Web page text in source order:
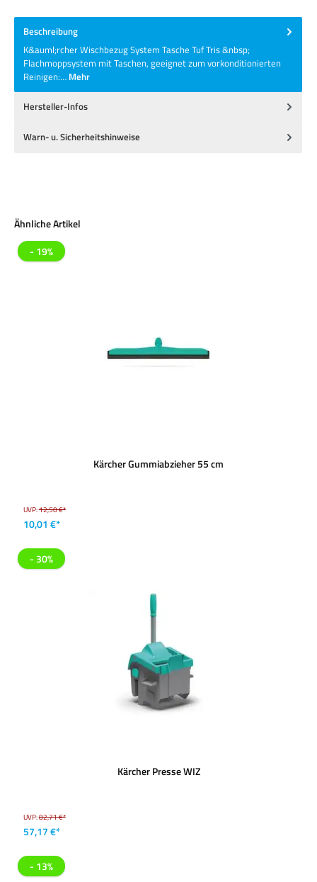
Beschreibung
K&auml;rcher Wischbezug System Tasche Tuf Tris &nbsp;
Flachmoppsystem mit Taschen, geeignet zum vorkonditionierten
Reinigen:… Mehr
Hersteller-Infos
Warn- u. Sicherheitshinweise
Produktgalerie überspringen
Ähnliche Artikel
- 19%
Kärcher Gummiabzieher 55 cm
UVP:12,50 €*
10,01 €*
- 30%
Kärcher Presse WIZ
UVP:82,71 €*
57,17 €*
- 13%